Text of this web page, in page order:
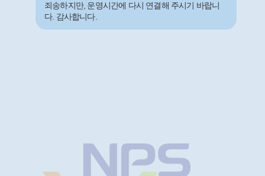
죄송하지만, 운영시간에 다시 연결해 주시기 바랍니
다. 감사합니다.